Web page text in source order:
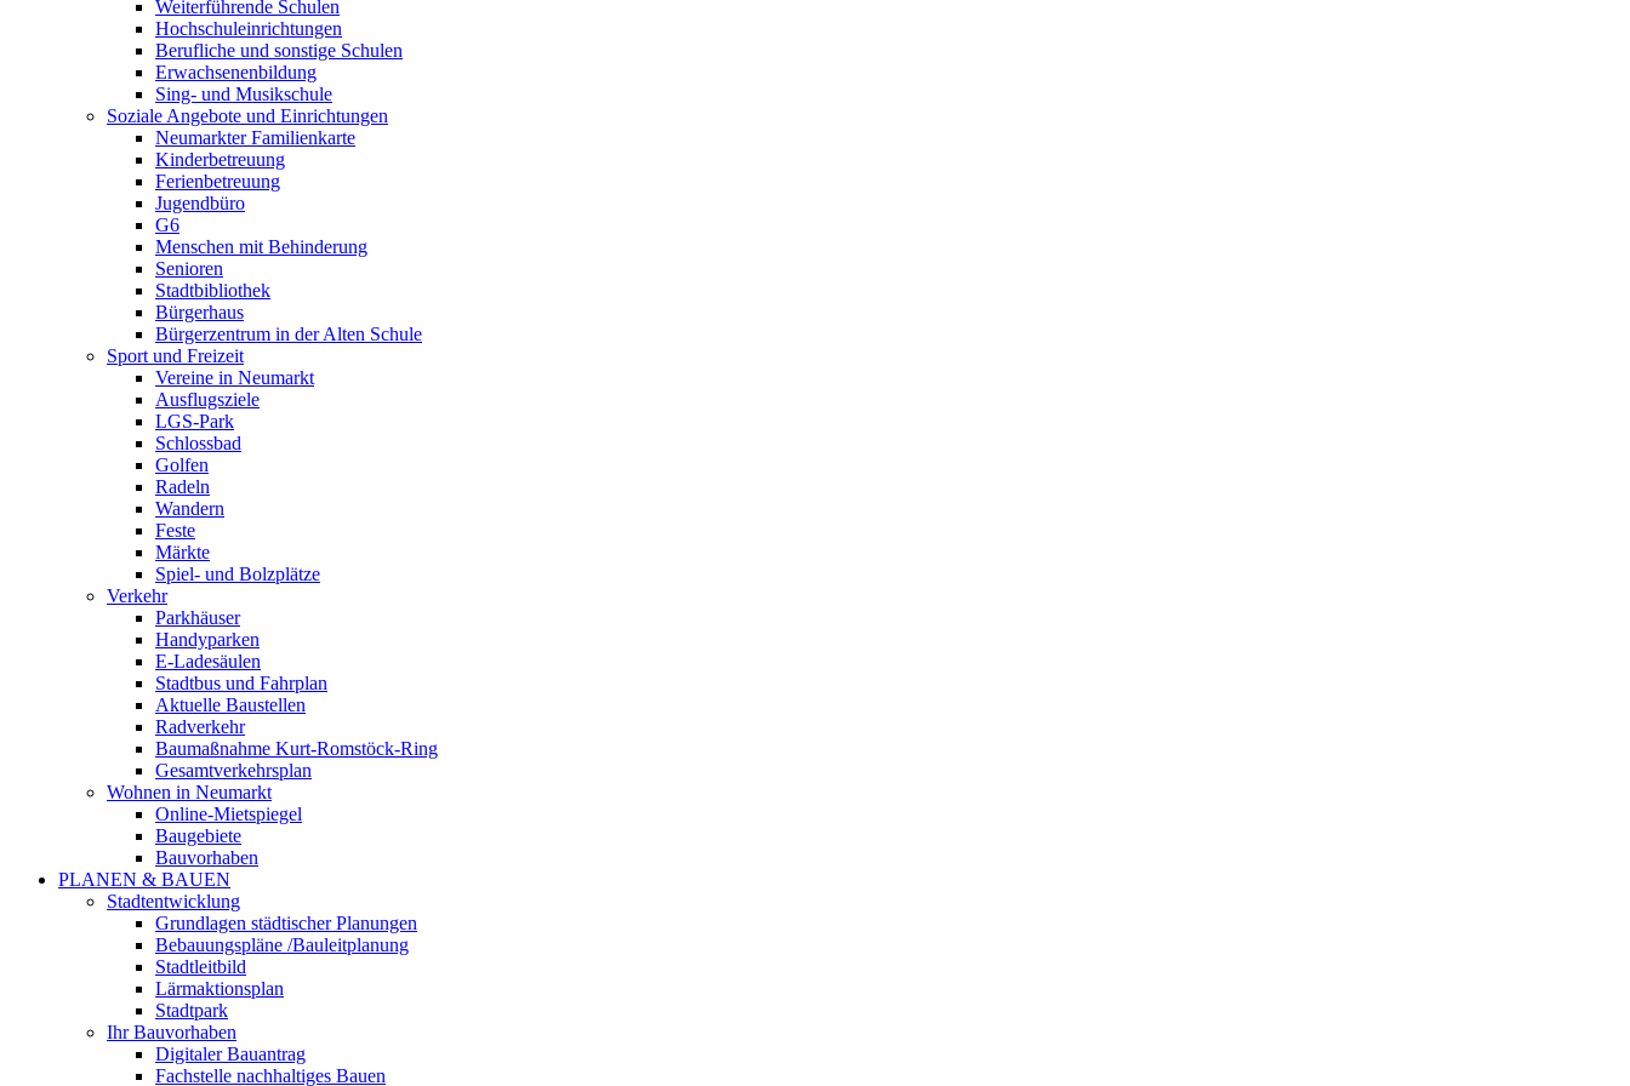
Weiterführende Schulen
Hochschuleinrichtungen
Berufliche und sonstige Schulen
Erwachsenenbildung
Sing- und Musikschule
Soziale Angebote und Einrichtungen
Neumarkter Familienkarte
Kinderbetreuung
Ferienbetreuung
Jugendbüro
G6
Menschen mit Behinderung
Senioren
Stadtbibliothek
Bürgerhaus
Bürgerzentrum in der Alten Schule
Sport und Freizeit
Vereine in Neumarkt
Ausflugsziele
LGS-Park
Schlossbad
Golfen
Radeln
Wandern
Feste
Märkte
Spiel- und Bolzplätze
Verkehr
Parkhäuser
Handyparken
E-Ladesäulen
Stadtbus und Fahrplan
Aktuelle Baustellen
Radverkehr
Baumaßnahme Kurt-Romstöck-Ring
Gesamtverkehrsplan
Wohnen in Neumarkt
Online-Mietspiegel
Baugebiete
Bauvorhaben
PLANEN & BAUEN
Stadtentwicklung
Grundlagen städtischer Planungen
Bebauungspläne /Bauleitplanung
Stadtleitbild
Lärmaktionsplan
Stadtpark
Ihr Bauvorhaben
Digitaler Bauantrag
Fachstelle nachhaltiges Bauen